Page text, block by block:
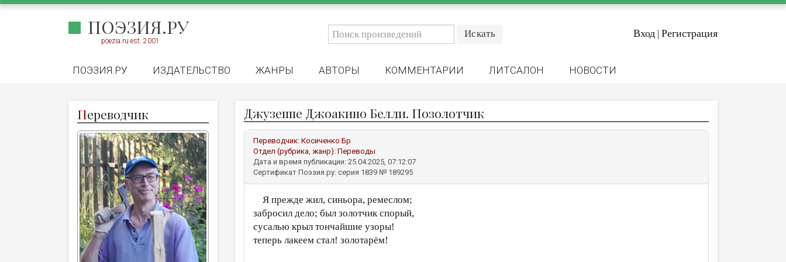
ПОЭЗИЯ.РУ
poezia.ru est. 2001
Вход | Регистрация
ПОЭЗИЯ.РУ ИЗДАТЕЛЬСТВО ЖАНРЫ АВТОРЫ КОММЕНТАРИИ ЛИТСАЛОН НОВОСТИ
Переводчик Джузеппе Джоакино Белли. Позолотчик
Переводчик: Косиченко Бр
Отдел (рубрика, жанр): Переводы
Дата и время публикации: 25.04.2025, 07:12:07
Сертификат Поэзия.ру: серия 1839 № 189295
Я прежде жил, синьора, ремеслом;
забросил дело; был золотчик спорый,
сусалью крыл тончайшие узоры!
теперь лакеем стал! золотарём!